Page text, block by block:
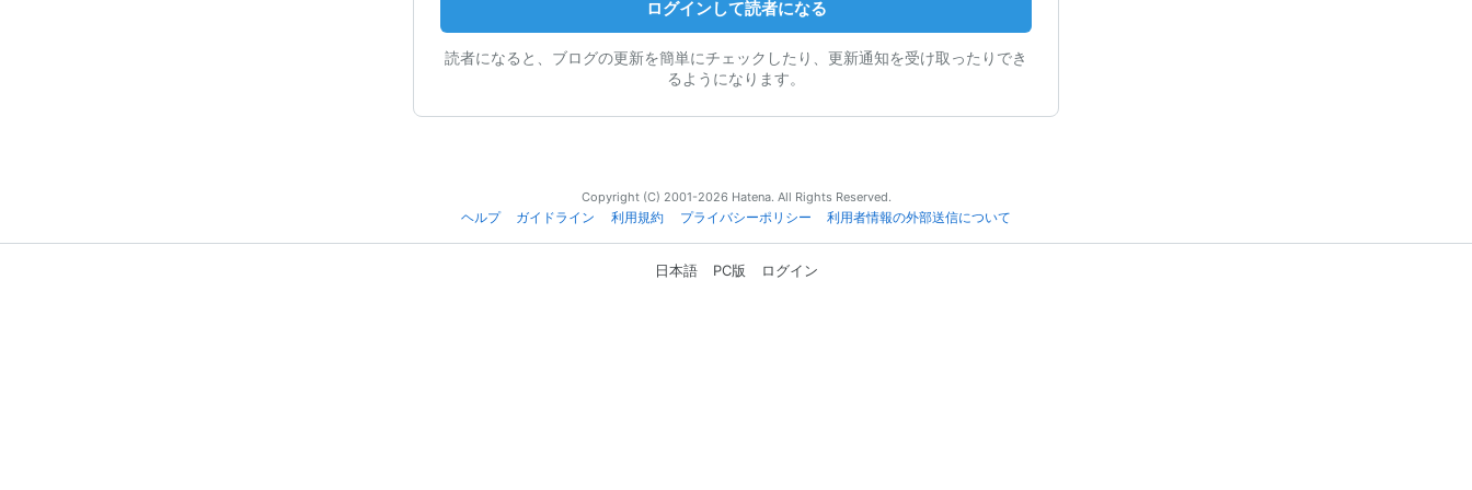
ログインして読者になる
読者になると、ブログの更新を簡単にチェックしたり、更新通知を受け取ったりでき
るようになります。
Copyright (C) 2001-2026 Hatena. All Rights Reserved.
ヘルプ
ガイドライン 利用規約 プライバシーポリシー 利用者情報の外部送信について
日本語 PC版 ログイン